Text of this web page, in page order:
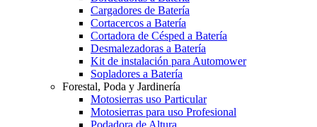
Cargadores de Batería
Cortacercos a Batería
Cortadora de Césped a Batería
Desmalezadoras a Batería
Kit de instalación para Automower
Sopladores a Batería
Forestal, Poda y Jardinería
Motosierras uso Particular
Motosierras para uso Profesional
Podadora de Altura